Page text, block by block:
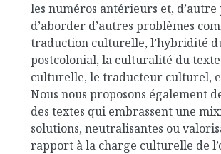
les numéros antérieurs et, d’autre
d’aborder d’autres problèmes
traduction culturelle, l’hybridité
postcolonial, la culturalité du
culturelle, le traducteur culturel,
Nous nous proposons également
des textes qui embrassent une
solutions, neutralisantes ou
rapport à la charge culturelle de